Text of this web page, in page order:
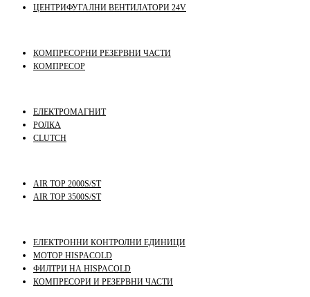
ЦЕНТРИФУГАЛНИ ВЕНТИЛАТОРИ 24V
КОМПРЕСОРНИ РЕЗЕРВНИ ЧАСТИ
КОМПРЕСОР
ЕЛЕКТРОМАГНИТ
РОЛКА
CLUTCH
AIR TOP 2000S/ST
AIR TOP 3500S/ST
ЕЛЕКТРОННИ КОНТРОЛНИ ЕДИНИЦИ
МОТОР HISPACOLD
ФИЛТРИ НА HISPACOLD
КОМПРЕСОРИ И РЕЗЕРВНИ ЧАСТИ